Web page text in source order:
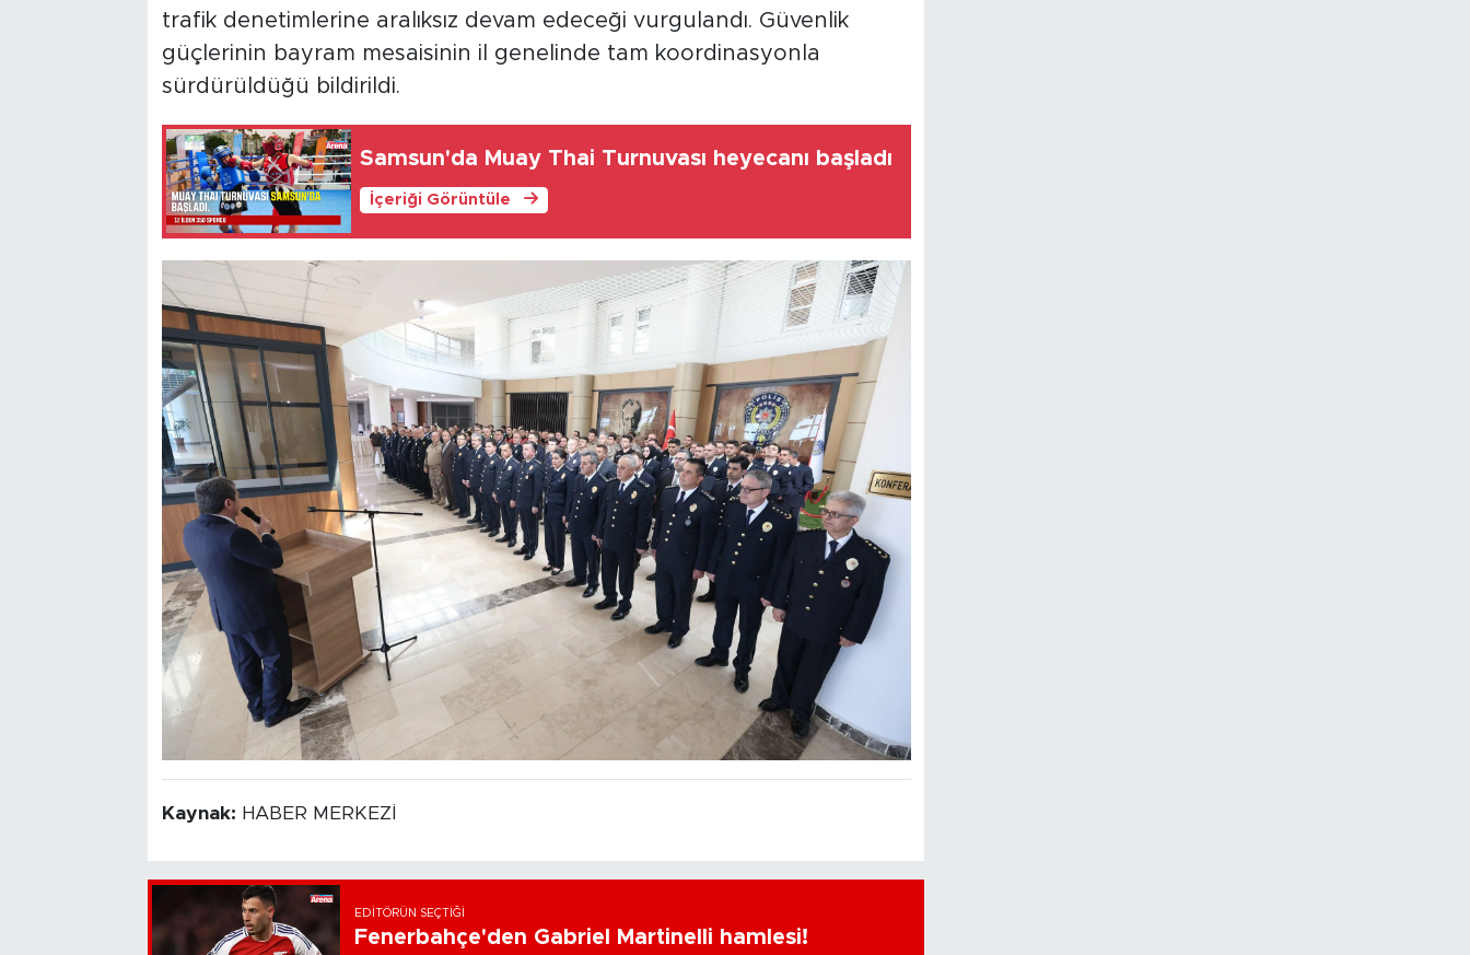
trafik denetimlerine aralıksız devam edeceği vurgulandı. Güvenlik
güçlerinin bayram mesaisinin il genelinde tam koordinasyonla
sürdürüldüğü bildirildi.
Samsun'da Muay Thai Turnuvası heyecanı başladı
İçeriği Görüntüle
Kaynak: HABER MERKEZİ
EDITÖRÜN SEÇTIĞI
Fenerbahçe'den Gabriel Martinelli hamlesi!